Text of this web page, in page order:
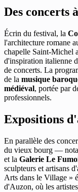
Des concerts
Écrin du festival, la
l'architecture romane
chapelle Saint-Michel
d'inspiration italienne
de concerts. La
de la musique
médiéval, portée par
professionnels.
Expositions
En parallèle des
du vieux bourg —
et la Galerie Le
sculpteurs et artisans
Arts dans le Village »
d'Auzon, où les